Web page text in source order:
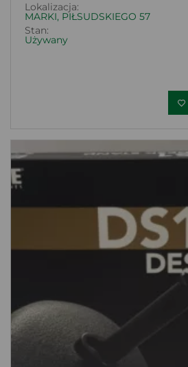
Lokalizacja:
MARKI, PIŁSUDSKIEGO 57
Stan:
Używany